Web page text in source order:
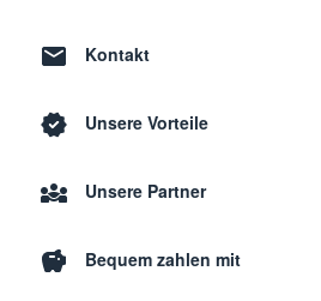
Kontakt
Unsere Vorteile
Unsere Partner
Bequem zahlen mit